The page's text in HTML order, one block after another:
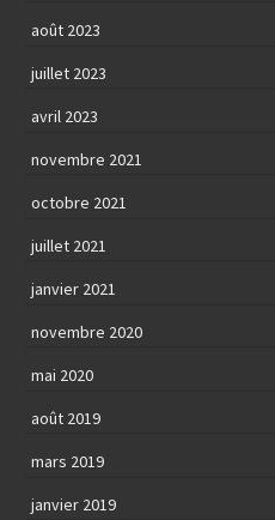
août 2023
juillet 2023
avril 2023
novembre 2021
octobre 2021
juillet 2021
janvier 2021
novembre 2020
mai 2020
août 2019
mars 2019
janvier 2019